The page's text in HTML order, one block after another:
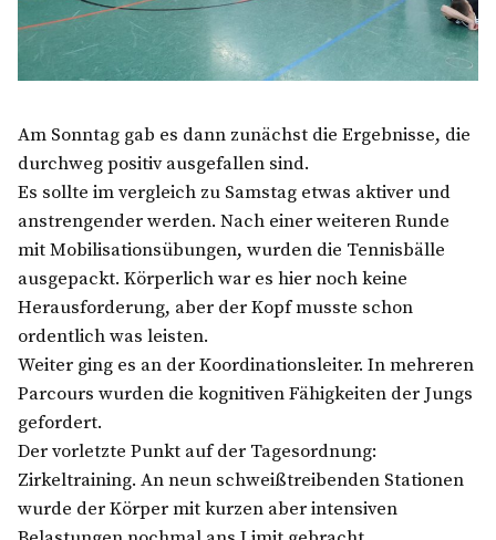
Am Sonntag gab es dann zunächst die Ergebnisse, die
durchweg positiv ausgefallen sind.
Es sollte im vergleich zu Samstag etwas aktiver und
anstrengender werden. Nach einer weiteren Runde
mit Mobilisationsübungen, wurden die Tennisbälle
ausgepackt. Körperlich war es hier noch keine
Herausforderung, aber der Kopf musste schon
ordentlich was leisten.
Weiter ging es an der Koordinationsleiter. In mehreren
Parcours wurden die kognitiven Fähigkeiten der Jungs
gefordert.
Der vorletzte Punkt auf der Tagesordnung:
Zirkeltraining. An neun schweißtreibenden Stationen
wurde der Körper mit kurzen aber intensiven